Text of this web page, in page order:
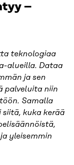
–
teknologiaa
alueilla. Dataa
ja sen
palveluita niin
Samalla
siitä, kuka kerää
yleisemmin